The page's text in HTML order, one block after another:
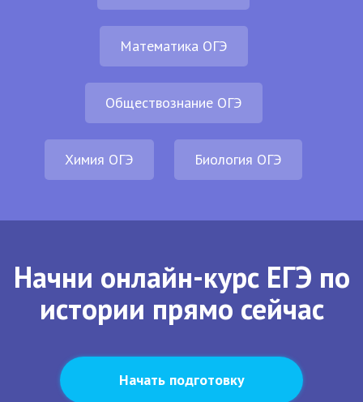
Математика ОГЭ
Обществознание ОГЭ
Химия ОГЭ Биология ОГЭ
Начни онлайн-курс ЕГЭ по
истории прямо сейчас
Начать подготовку